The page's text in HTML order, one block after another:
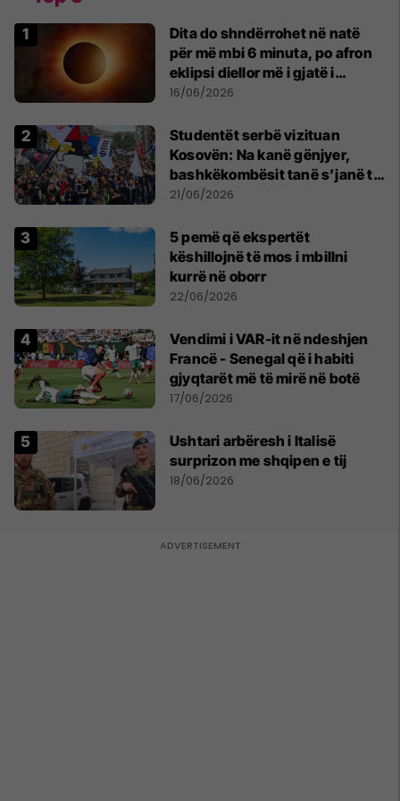
Dita do shndërrohet në natë
për më mbi 6 minuta, po afron
eklipsi diellor më i gjatë i
shekullit të 21-të
16/06/2026
Studentët serbë vizituan
Kosovën: Na kanë gënjyer,
bashkëkombësit tanë s’janë të
shtypur
21/06/2026
5 pemë që ekspertët
këshillojnë të mos i mbillni
kurrë në oborr
22/06/2026
Vendimi i VAR-it në ndeshjen
Francë - Senegal që i habiti
gjyqtarët më të mirë në botë
17/06/2026
Ushtari arbëresh i Italisë
surprizon me shqipen e tij
18/06/2026